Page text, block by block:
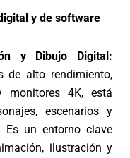
y de software
y Dibujo Digital:
de alto rendimiento,
monitores 4K, está
escenarios y
un entorno clave
ilustración y